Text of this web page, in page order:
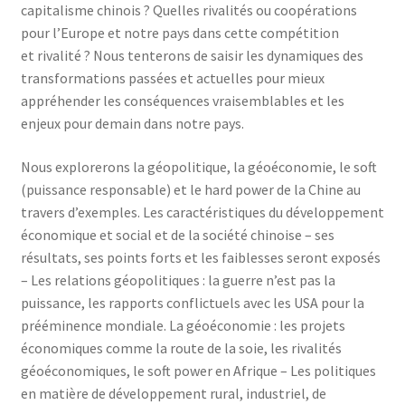
capitalisme chinois ? Quelles rivalités ou coopérations
pour l’Europe et notre pays dans cette compétition
et rivalité ? Nous tenterons de saisir les dynamiques des
transformations passées et actuelles pour mieux
appréhender les conséquences vraisemblables et les
enjeux pour demain dans notre pays.
Nous explorerons la géopolitique, la géoéconomie, le soft
(puissance responsable) et le hard power de la Chine au
travers d’exemples. Les caractéristiques du développement
économique et social et de la société chinoise – ses
résultats, ses points forts et les faiblesses seront exposés
– Les relations géopolitiques : la guerre n’est pas la
puissance, les rapports conflictuels avec les USA pour la
prééminence mondiale. La géoéconomie : les projets
économiques comme la route de la soie, les rivalités
géoéconomiques, le soft power en Afrique – Les politiques
en matière de développement rural, industriel, de